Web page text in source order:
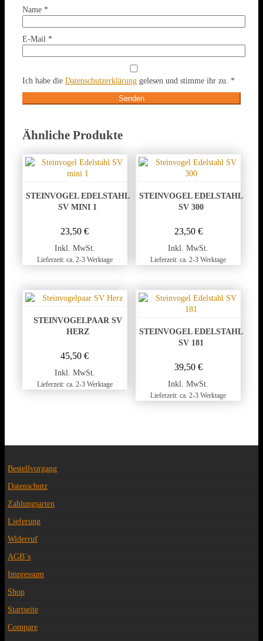
Name *
E-Mail *
Ich habe die Datenschutzerklärung gelesen und stimme ihr zu. *
Ähnliche Produkte
STEINVOGEL EDELSTAHL
SV MINI 1
23,50€
Inkl. MwSt.
Lieferzeit: ca. 2-3 Werktage
STEINVOGEL EDELSTAHL
SV 300
23,50 €
Inkl. MwSt.
Lieferzeit: ca. 2-3 Werktage
STEINVOGELPAAR SV
HERZ
45,50€
Inkl. MwSt.
Lieferzeit: ca. 2-3 Werktage
STEINVOGEL EDELSTAHL
SV 181
39,50 €
Inkl. MwSt.
Lieferzeit: ca. 2-3 Werktage
Bestellvorgang
Datenschutz
Zahlungsarten
Lieferung
Widerruf
AGB`s
Impressum
Shop
Startseite
Compare